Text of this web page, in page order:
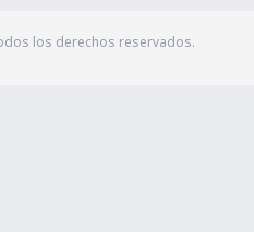
los derechos reservados.